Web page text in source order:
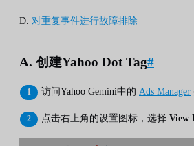
D. 对重复事件进行故障排除
A. 创建Yahoo Dot Tag#
访问Yahoo Gemini中的 Ads Manager
点击右上角的设置图标，选择 View